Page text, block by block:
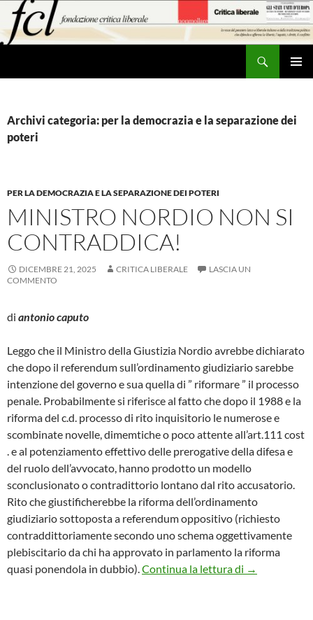
contenuto
Archivi categoria: per la democrazia e la separazione dei
poteri
PER LA DEMOCRAZIA E LA SEPARAZIONE DEI POTERI
MINISTRO NORDIO NON SI
CONTRADDICA!
DICEMBRE 21, 2025 CRITICA LIBERALE
LASCIA UN
COMMENTO
di antonio caputo
Leggo che il Ministro della Giustizia Nordio avrebbe dichiarato
che dopo il referendum sull’ordinamento giudiziario sarebbe
intenzione del governo e sua quella di ” riformare ” il processo
penale. Probabilmente si riferisce al fatto che dopo il 1988 e la
riforma del c.d. processo di rito inquisitorio le numerose e
scombinate novelle, dimemtiche o poco attente all’art.111 cost
. e al potenziamento effettivo delle prerogative della difesa e
del ruolo dell’avvocato, hanno prodotto un modello
sconclusionato o contradittorio lontano dal rito accusatorio.
Rito che giustificherebbe la riforma dell’ordinamento
giudiziario sottoposta a referendum oppositivo (richiesto
contraddittoriamente secondo uno schema oggettivamente
plebiscitario da chi ha approvato in parlamento la riforma
quasi ponendola in dubbio). Continua la lettura di Ministro
→